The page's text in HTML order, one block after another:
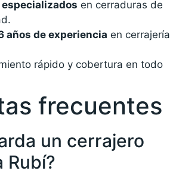
en cerraduras de
años de experiencia en cerrajería
rápido y cobertura en todo
frecuentes
un cerrajero
Rubí?